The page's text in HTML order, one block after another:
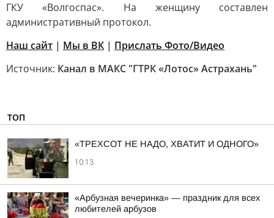
ГКУ «Волгоспас». На женщину составлен
административный протокол.
Наш сайт | Мы в ВК | Прислать Фото/Видео
Источник: Канал в МАКС "ГТРК «Лотос» Астрахань"
ТОП
«ТРЕХСОТ НЕ НАДО, ХВАТИТ И ОДНОГО»
10:13
«Арбузная вечеринка» — праздник для всех
любителей арбузов